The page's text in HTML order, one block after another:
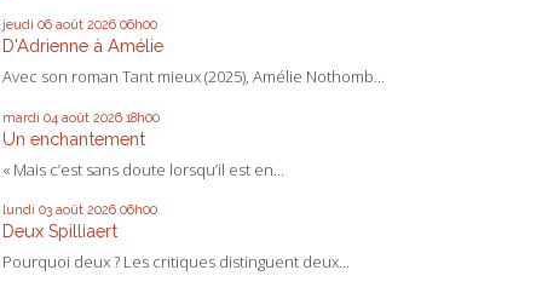
jeudi 06 août 2026 06h00
D'Adrienne à Amélie
Avec son roman Tant mieux (2025), Amélie Nothomb...
mardi 04 août 2026 18h00
Un enchantement
« Mais c’est sans doute lorsqu’il est en...
lundi 03 août 2026 06h00
Deux Spilliaert
Pourquoi deux ? Les critiques distinguent deux...